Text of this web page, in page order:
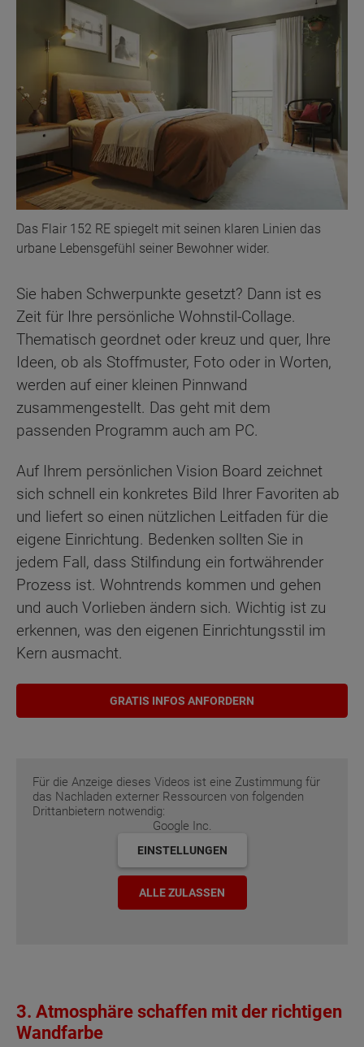
Das Flair 152 RE spiegelt mit seinen klaren Linien das
urbane Lebensgefühl seiner Bewohner wider.
Sie haben Schwerpunkte gesetzt? Dann ist es
Zeit für Ihre persönliche Wohnstil-Collage.
Thematisch geordnet oder kreuz und quer, Ihre
Ideen, ob als Stoffmuster, Foto oder in Worten,
werden auf einer kleinen Pinnwand
zusammengestellt. Das geht mit dem
passenden Programm auch am PC.
Auf Ihrem persönlichen Vision Board zeichnet
sich schnell ein konkretes Bild Ihrer Favoriten ab
und liefert so einen nützlichen Leitfaden für die
eigene Einrichtung. Bedenken sollten Sie in
jedem Fall, dass Stilfindung ein fortwährender
Prozess ist. Wohntrends kommen und gehen
und auch Vorlieben ändern sich. Wichtig ist zu
erkennen, was den eigenen Einrichtungsstil im
Kern ausmacht.
GRATIS INFOS ANFORDERN
Für die Anzeige dieses Videos ist eine Zustimmung für
das Nachladen externer Ressourcen von folgenden
Drittanbietern notwendig:
Google Inc.
EINSTELLUNGEN
ALLE ZULASSEN
3. Atmosphäre schaffen mit der richtigen
Wandfarbe